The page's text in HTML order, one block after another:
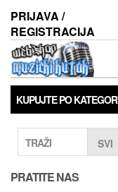
sadržaj
PRIJAVA /
REGISTRACIJA
KUPUJTE PO
TRAŽI
PRATITE NAS